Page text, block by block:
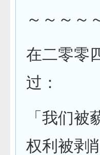
～～～～
在二零零
过：
「我们
权利被剥